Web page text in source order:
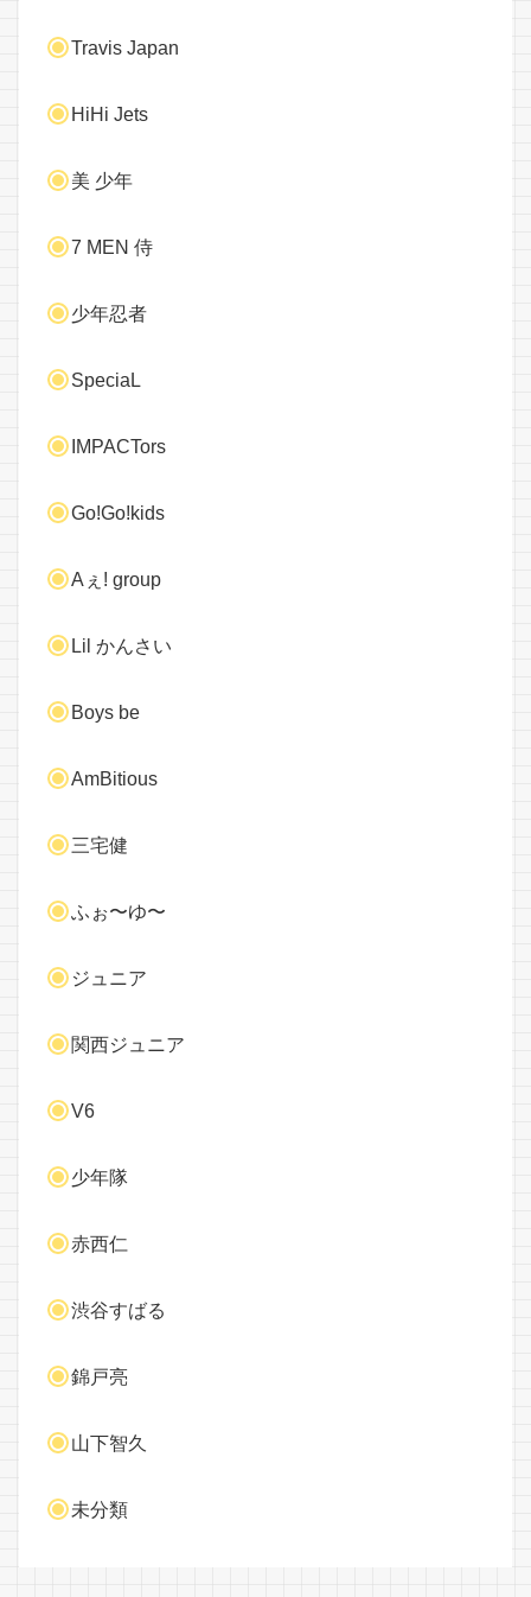
Travis Japan
HiHi Jets
美 少年
7 MEN 侍
少年忍者
SpeciaL
IMPACTors
Go!Go!kids
Aぇ! group
Lil かんさい
Boys be
AmBitious
三宅健
ふぉ〜ゆ〜
ジュニア
関西ジュニア
V6
少年隊
赤西仁
渋谷すばる
錦戸亮
山下智久
未分類